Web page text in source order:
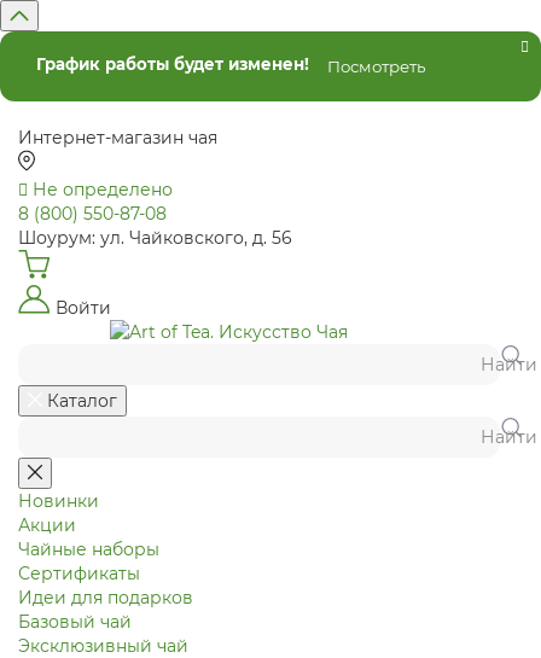
График работы будет изменен! Посмотреть
Интернет-магазин чая
Не определено
8 (800) 550-87-08
Шоурум: ул. Чайковского, д. 56
Войти
Найти
Каталог
Найти
Новинки
Акции
Чайные наборы
Сертификаты
Идеи для подарков
Базовый чай
Эксклюзивный чай